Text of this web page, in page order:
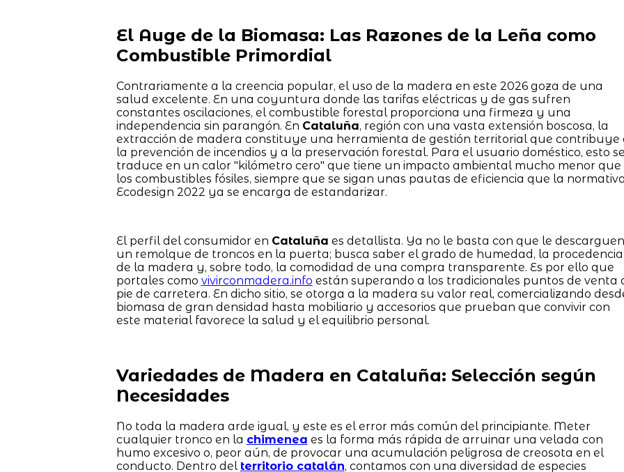
El Auge de la Biomasa: Las Razones de la Leña como
Combustible Primordial
Contrariamente a la creencia popular, el uso de la madera en este 2026 goza de una
salud excelente. En una coyuntura donde las tarifas eléctricas y de gas sufren
constantes oscilaciones, el combustible forestal proporciona una firmeza y una
independencia sin parangón. En Cataluña, región con una vasta extensión boscosa, la
extracción de madera constituye una herramienta de gestión territorial que contribuye
la prevención de incendios y a la preservación forestal. Para el usuario doméstico, esto
traduce en un calor "kilómetro cero" que tiene un impacto ambiental mucho menor que
los combustibles fósiles, siempre que se sigan unas pautas de eficiencia que la
Ecodesign 2022 ya se encarga de estandarizar.
El perfil del consumidor en Cataluña es detallista. Ya no le basta con que le descarguen
un remolque de troncos en la puerta; busca saber el grado de humedad, la procedencia
de la madera y, sobre todo, la comodidad de una compra transparente. Es por ello que
portales como vivirconmadera.info están superando a los tradicionales puntos de venta
pie de carretera. En dicho sitio, se otorga a la madera su valor real, comercializando
biomasa de gran densidad hasta mobiliario y accesorios que prueban que convivir con
este material favorece la salud y el equilibrio personal.
Variedades de Madera en Cataluña: Selección según
Necesidades
No toda la madera arde igual, y este es el error más común del principiante. Meter
cualquier tronco en la chimenea es la forma más rápida de arruinar una velada con
humo excesivo o, peor aún, de provocar una acumulación peligrosa de creosota en el
conducto. Dentro del territorio catalán, contamos con una diversidad de especies